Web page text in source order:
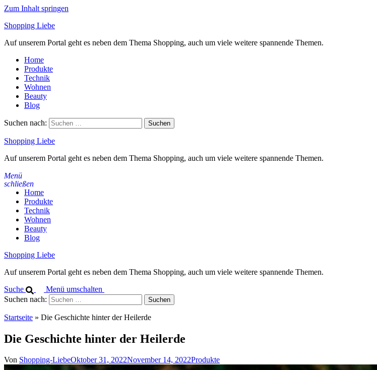
Zum Inhalt springen
Shopping Liebe
Auf unserem Portal geht es neben dem Thema Shopping, auch um viele weitere spannende Themen.
Home
Produkte
Technik
Wohnen
Beauty
Blog
Suchen nach:
Shopping Liebe
Auf unserem Portal geht es neben dem Thema Shopping, auch um viele weitere spannende Themen.
Menü
schließen
Home
Produkte
Technik
Wohnen
Beauty
Blog
Shopping Liebe
Auf unserem Portal geht es neben dem Thema Shopping, auch um viele weitere spannende Themen.
Suche
Menü umschalten
Suchen nach:
Startseite » Die Geschichte hinter der Heilerde
Die Geschichte hinter der Heilerde
Von Shopping-LiebeOktober 31, 2022November 14, 2022Produkte